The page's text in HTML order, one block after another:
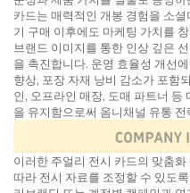
카드는 매력적인 개봉 경험을 소
기 구매 이후에도 마케팅 가치를
브랜드 이미지를 통한 인상 깊은
을 촉진합니다. 운영 효율성 개선
향상, 포장 자재 낭비 감소가 포함
인, 오프라인 매장, 도매 파트너 등
을 유지함으로써 옴니채널 유통
이러한 주얼리 전시 카드의 맞춤
따라 전시 자료를 조정할 수 있도